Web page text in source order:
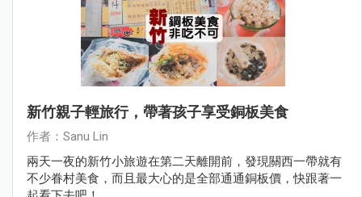
新竹親子輕旅行，帶著孩子享受銅板美食
作者：Sanu Lin
兩天一夜的新竹小旅遊在第二天離開前，發現關西一帶就有
不少眷村美食，而且最大心的是全部通通銅板價，快跟著一